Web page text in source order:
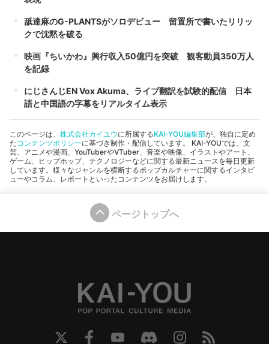
舐達麻のG-PLANTSがソロデビュー 留置所で書いたリリッ
クで沈黙を破る
映画『ちいかわ』興行収入50億円を突破 観客動員350万人
を記録
にじさんじEN Vox Akuma、ライブ翻訳を試験的配信 日本
語と中国語の字幕をリアルタイム表示
このページは、 株式会社カイユウに所属するKAI-YOU編集部が、独自に定め
た コンテンツポリシーに基づき制作・配信しています。 KAI-YOUでは、文
芸、アニメや漫画、YouTuberやVTuber、音楽や映像、イラストやアート、
ゲーム、ヒップホップ、テクノロジーなどに関する最新ニュースを毎日更新
しています。様々なジャンルを横断するポップカルチャーに関するインタビ
ューやコラム、レポートといったコンテンツをお届けします。
ページトップへ